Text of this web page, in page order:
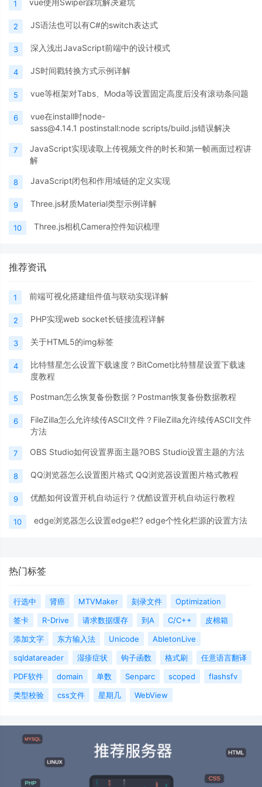
1
2 JS语法也可以有C#的switch表达式
3 深入浅出JavaScript前端中的设计模式
4 JS时间戳转换方式示例详解
5 vue等框架对Tabs、Moda等设置固定高度后没有滚动条问题
6
vue在install时node-
sass@4.14.1 postinstall:node scripts/build.js错误解决
7
JavaScript实现读取上传视频文件的时长和第一帧画面过程讲
解
8 JavaScript闭包和作用域链的定义实现
9 Three.js材质Material类型示例详解
10 Three.js相机Camera控件知识梳理
推荐资讯
1 前端可视化搭建组件值与联动实现详解
2 PHP实现web socket长链接流程详解
3 关于HTML5的img标签
4
比特彗星怎么设置下载速度？BitComet比特彗星设置下载速
度教程
5 Postman怎么恢复备份数据？Postman恢复备份数据教程
6
FileZilla怎么允许续传ASCII文件？FileZilla允许续传ASCII文件
方法
7 OBS Studio如何设置界面主题?OBS Studio设置主题的方法
8 QQ浏览器怎么设置图片格式 QQ浏览器设置图片格式教程
9 优酷如何设置开机自动运行？优酷设置开机自动运行教程
10 edge浏览器怎么设置edge栏? edge个性化栏源的设置方法
热门标签
行选中 肾癌 MTVMaker 刻录文件
Optimization
签卡
R-Drive 请求数据缓存 到A C/C++
皮棉箱
添加文字
东方输入法 Unicode
AbletonLive
sqldatareader
湿疹症状 钩子函数 格式刷
任意语言翻译
PDF软件
domain 单数 Senparc scoped
flashsfv
类型校验
css文件 星期几 WebView